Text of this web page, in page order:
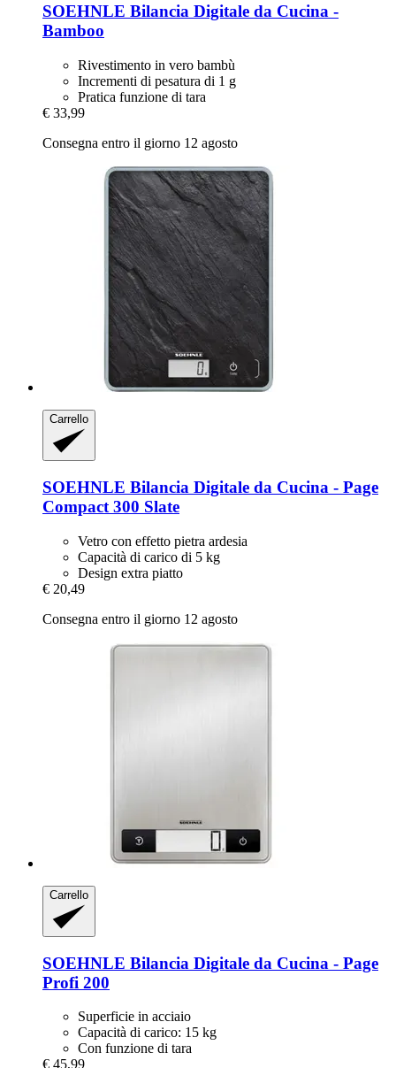
SOEHNLE Bilancia Digitale da Cucina -​
Bamboo
Rivestimento in vero bambù
Incrementi di pesatura di 1 g
Pratica funzione di tara
€ 33,99
Consegna entro il giorno 12 agosto
Carrello
SOEHNLE Bilancia Digitale da Cucina -​ Page
Compact 300 Slate
Vetro con effetto pietra ardesia
Capacità di carico di 5 kg
Design extra piatto
€ 20,49
Consegna entro il giorno 12 agosto
Carrello
SOEHNLE Bilancia Digitale da Cucina -​ Page
Profi 200
Superficie in acciaio
Capacità di carico: 15 kg
Con funzione di tara
€ 45,99